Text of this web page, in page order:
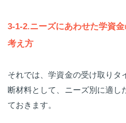
3-1-2.ニーズにあわせた学資
考え方
それでは、学資金の受け取りタ
断材料として、ニーズ別に適し
ておきます。